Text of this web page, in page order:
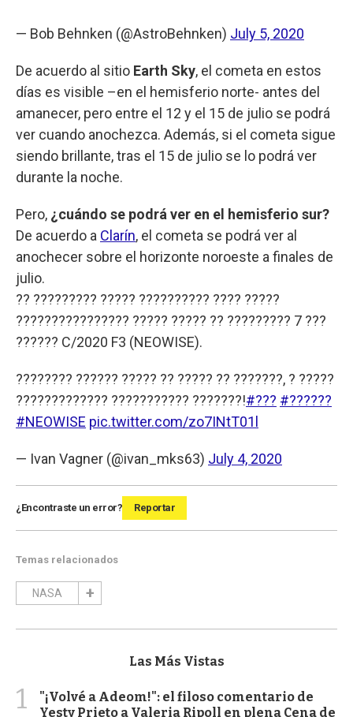
— Bob Behnken (@AstroBehnken) July 5, 2020
De acuerdo al sitio Earth Sky, el cometa en estos
días es visible –en el hemisferio norte- antes del
amanecer, pero entre el 12 y el 15 de julio se podrá
ver cuando anochezca. Además, si el cometa sigue
siendo brillante, tras el 15 de julio se lo podrá ver
durante la noche.
Pero, ¿cuándo se podrá ver en el hemisferio sur?
De acuerdo a Clarín, el cometa se podrá ver al
anochecer sobre el horizonte noroeste a finales de
julio.
?? ????????? ????? ?????????? ???? ?????
???????????????? ????? ????? ?? ????????? 7 ???
?????? C/2020 F3 (NEOWISE).
???????? ?????? ????? ?? ????? ?? ???????, ? ?????
????????????? ??????????? ???????!#??? #??????
#NEOWISE pic.twitter.com/zo7INtT01l
— Ivan Vagner (@ivan_mks63) July 4, 2020
¿Encontraste un error? Reportar
Temas relacionados
NASA
Las Más Vistas
1
"¡Volvé a Adeom!": el filoso comentario de
Yesty Prieto a Valeria Ripoll en plena Cena de